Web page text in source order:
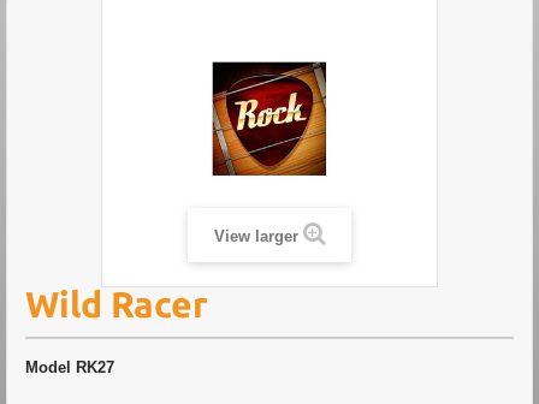
View larger
Wild Racer
Model RK27